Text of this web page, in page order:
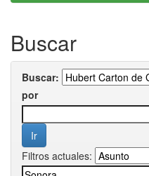
Buscar
Buscar:
por
Filtros actuales: